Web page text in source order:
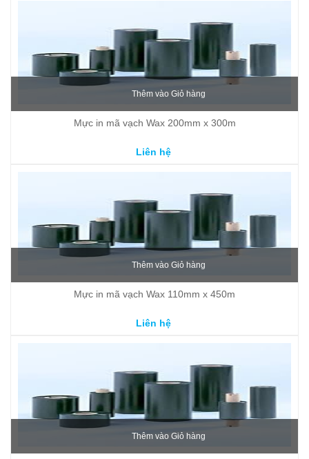
Thêm vào Giỏ hàng
Mực in mã vạch Wax 200mm x 300m
Liên hệ
Thêm vào Giỏ hàng
Mực in mã vạch Wax 110mm x 450m
Liên hệ
Thêm vào Giỏ hàng